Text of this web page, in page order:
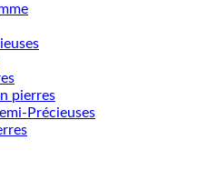
pierres
Précieuses